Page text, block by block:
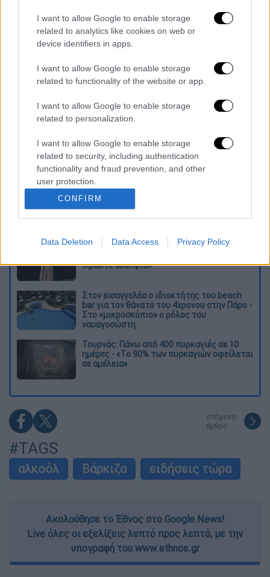
I want to allow Google to enable storage
related to analytics like cookies on web or
device identifiers in apps.
I want to allow Google to enable storage
related to functionality of the website or app.
I want to allow Google to enable storage
related to personalization.
I want to allow Google to enable storage
related to security, including authentication
functionality and fraud prevention, and other
user protection.
CONFIRM
Data Deletion Data Access Privacy Policy
Διαβάστε ακόμη
O στρατηγός ήταν σχιζοφρενής, εμμονικός,
πλησίαζε τα 75 όταν τον αντάμωσε η δόξα –
Εκείνος που άλλαξε την πορεία της
Ελισάβετ Κωνσταντινίδου στο ethnos.gr:
είμαστε αδέλφια»
Στον εισαγγελέα ο ιδιοκτήτης του beach
bar για τον θάνατο του 4χρονου στην Πάρο -
Στο «μικροσκόπιο» ο ρόλος του
ναυαγοσώστη
Τουρνάς: Πάνω από 400 πυρκαγιές σε 10
ημέρες - «Το 90% των πυρκαγιών οφείλεται
σε αμέλεια»
επόμενο
άρθρο
#TAGS
αλκοόλ Βάρκιζα ειδήσεις τώρα
Ακολούθησε το Έθνος στο Google News!
Live όλες οι εξελίξεις λεπτό προς λεπτό, με την
υπογραφή του www.ethnos.gr